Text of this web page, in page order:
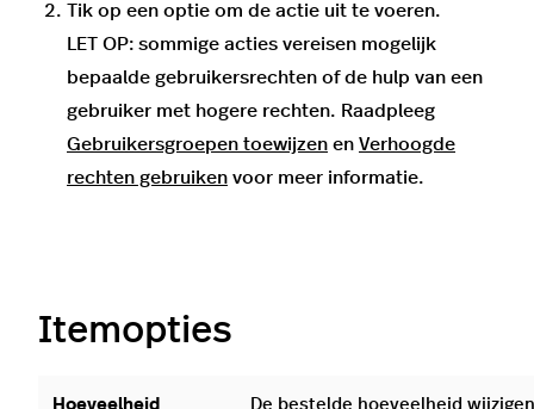
Tik op een optie om de actie uit te voeren.
LET OP: sommige acties vereisen mogelijk
bepaalde gebruikersrechten of de hulp van een
gebruiker met hogere rechten. Raadpleeg
Gebruikersgroepen toewijzen en Verhoogde
rechten gebruiken voor meer informatie.
Itemopties
Hoeveelheid De bestelde hoeveelheid wijzigen